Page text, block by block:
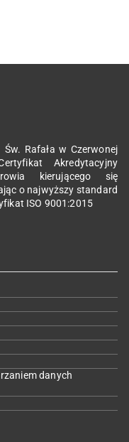
Rafała w Czerwonej
Akredytacyjny
kierującego się
o najwyższy standard
ISO 9001:2015
danych